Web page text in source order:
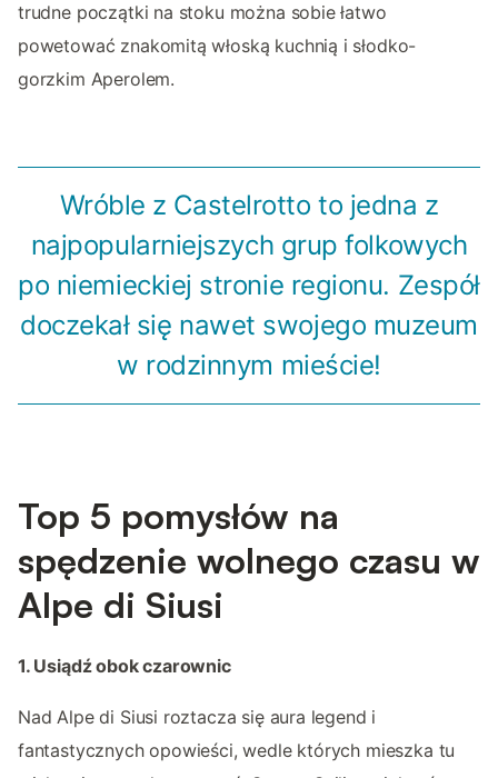
trudne początki na stoku można sobie łatwo
powetować znakomitą włoską kuchnią i słodko-
gorzkim Aperolem.
Wróble z Castelrotto to jedna z
najpopularniejszych grup folkowych
po niemieckiej stronie regionu. Zespół
doczekał się nawet swojego muzeum
w rodzinnym mieście!
Top 5 pomysłów na
spędzenie wolnego czasu w
Alpe di Siusi
1. Usiądź obok czarownic
Nad Alpe di Siusi roztacza się aura legend i
fantastycznych opowieści, wedle których mieszka tu